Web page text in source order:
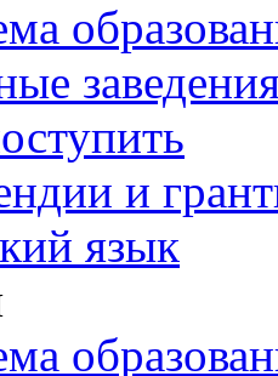
и
язык